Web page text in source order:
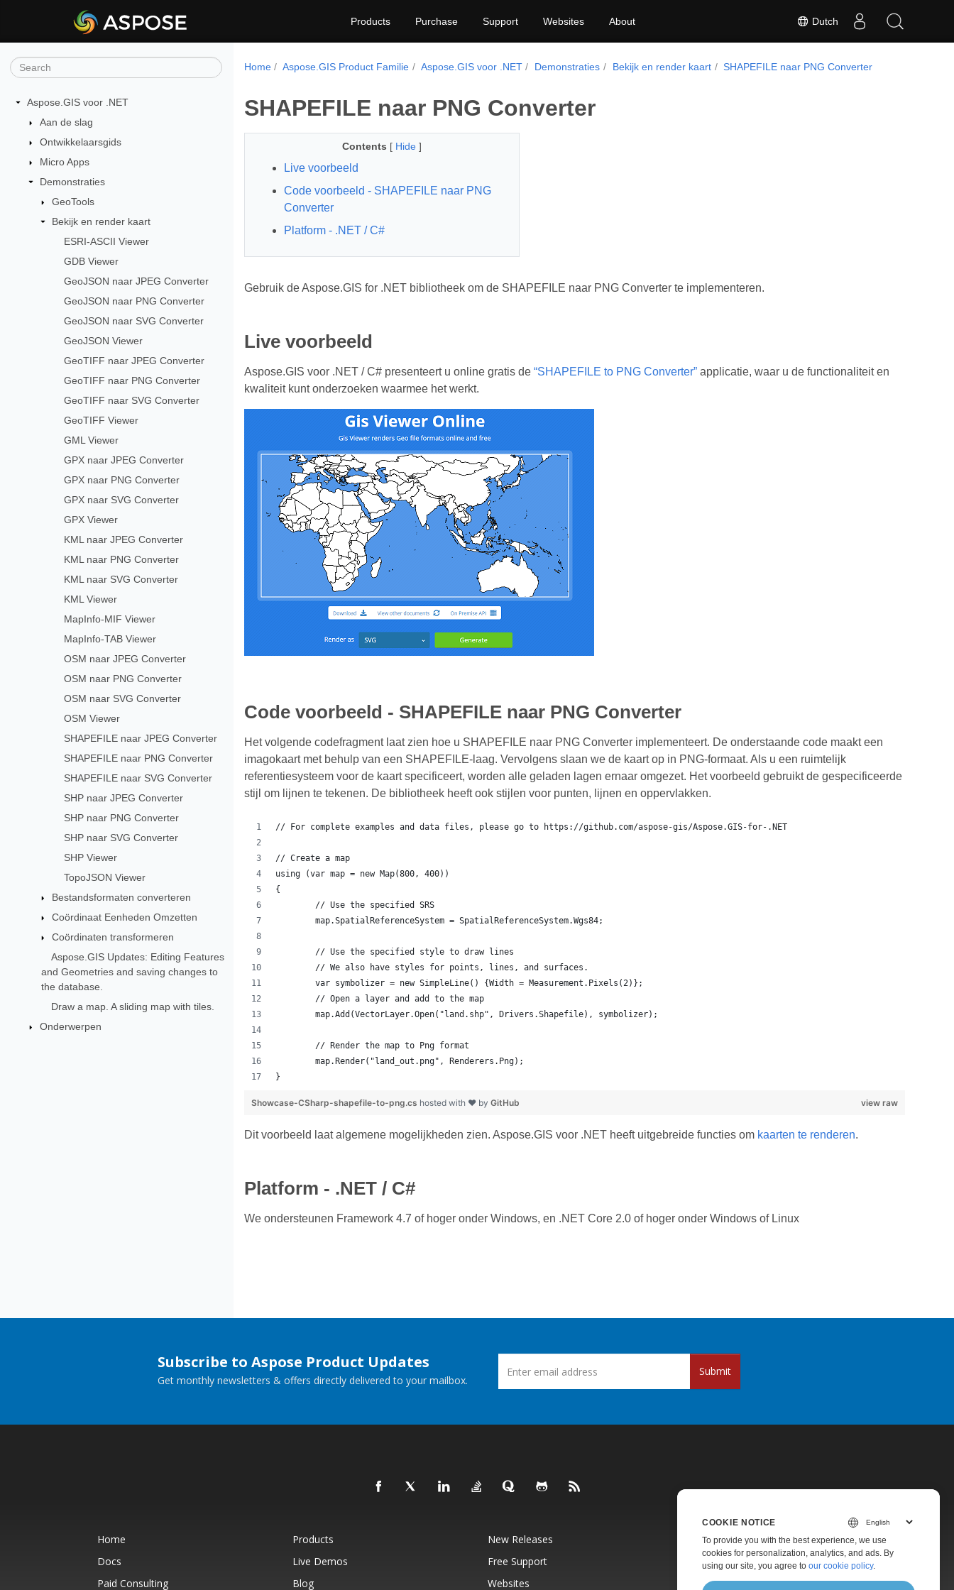
Dutch
Products Purchase Support Websites About
Aspose.GIS voor .NET
Aan de slag
Ontwikkelaarsgids
Micro Apps
Demonstraties
GeoTools
Bekijk en render kaart
ESRI-ASCII Viewer
GDB Viewer
GeoJSON naar JPEG Converter
GeoJSON naar PNG Converter
GeoJSON naar SVG Converter
GeoJSON Viewer
GeoTIFF naar JPEG Converter
GeoTIFF naar PNG Converter
GeoTIFF naar SVG Converter
GeoTIFF Viewer
GML Viewer
GPX naar JPEG Converter
GPX naar PNG Converter
GPX naar SVG Converter
GPX Viewer
KML naar JPEG Converter
KML naar PNG Converter
KML naar SVG Converter
KML Viewer
MapInfo-MIF Viewer
MapInfo-TAB Viewer
OSM naar JPEG Converter
OSM naar PNG Converter
OSM naar SVG Converter
OSM Viewer
SHAPEFILE naar JPEG Converter
SHAPEFILE naar PNG Converter
SHAPEFILE naar SVG Converter
SHP naar JPEG Converter
SHP naar PNG Converter
SHP naar SVG Converter
SHP Viewer
TopoJSON Viewer
Bestandsformaten converteren
Coördinaat Eenheden Omzetten
Coördinaten transformeren
Aspose.GIS Updates: Editing Features
and Geometries and saving changes to
the database.
Draw a map. A sliding map with tiles.
Onderwerpen
Home Aspose.GIS Product Familie Aspose.GIS voor .NET Demonstraties Bekijk en render kaart SHAPEFILE naar PNG Converter
SHAPEFILE naar PNG Converter
Contents [ Hide ]
Live voorbeeld
Code voorbeeld - SHAPEFILE naar PNG
Converter
Platform - .NET / C#
Gebruik de Aspose.GIS for .NET bibliotheek om de SHAPEFILE naar PNG Converter te implementeren.
Live voorbeeld
Aspose.GIS voor .NET / C# presenteert u online gratis de “SHAPEFILE to PNG Converter”applicatie, waar u de functionaliteit en
kwaliteit kunt onderzoeken waarmee het werkt.
Code voorbeeld - SHAPEFILE naar PNG Converter
Het volgende codefragment laat zien hoe u SHAPEFILE naar PNG Converter implementeert. De onderstaande code maakt een
imagokaart met behulp van een SHAPEFILE-laag. Vervolgens slaan we de kaart op in PNG-formaat. Als u een ruimtelijk
referentiesysteem voor de kaart specificeert, worden alle geladen lagen ernaar omgezet. Het voorbeeld gebruikt de gespecificeerde
stijl om lijnen te tekenen. De bibliotheek heeft ook stijlen voor punten, lijnen en oppervlakken.
// For complete examples and data files, please go to https://github.com/aspose-gis/Aspose.GIS-for-.NET
// Create a map
using (var map = new Map(800, 400))
{
	// Use the specified SRS
	map.SpatialReferenceSystem = SpatialReferenceSystem.Wgs84;
	// Use the specified style to draw lines
	// We also have styles for points, lines, and surfaces.
	var symbolizer = new SimpleLine() {Width = Measurement.Pixels(2)};
	// Open a layer and add to the map
	map.Add(VectorLayer.Open("land.shp", Drivers.Shapefile), symbolizer);
	// Render the map to Png format
	map.Render("land_out.png", Renderers.Png);
}
view raw
Showcase-CSharp-shapefile-to-png.cs hosted with ❤ by GitHub
Dit voorbeeld laat algemene mogelijkheden zien. Aspose.GIS voor .NET heeft uitgebreide functies om kaarten te renderen.
Platform - .NET / C#
We ondersteunen Framework 4.7 of hoger onder Windows, en .NET Core 2.0 of hoger onder Windows of Linux
Subscribe to Aspose Product Updates
Get monthly newsletters & offers directly delivered to your mailbox.
Submit
Home Products New Releases
Pricing
Docs
Live Demos Free Support
Paid Support
Paid Consulting
Blog Websites About
COOKIE NOTICE
To provide you with the best experience, we use
cookies for personalization, analytics, and ads. By
using our site, you agree to our cookie policy.